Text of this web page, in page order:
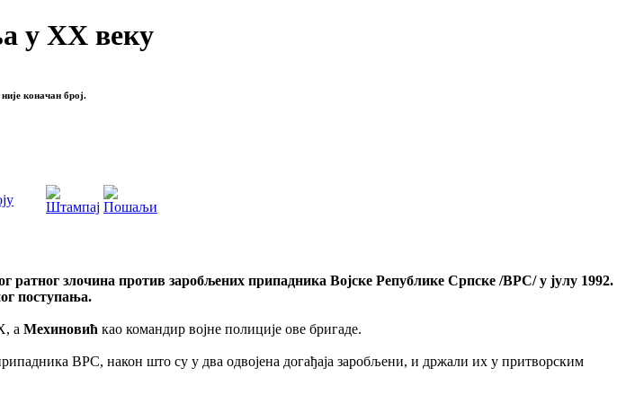
у XX веку
коначан број.
злочина против заробљених припадника Војске Републике Српске /ВРС/ у јулу 1992.
поступања.
а Мехиновић као командир војне полиције ове бригаде.
ВРС, након што су у два одвојена догађаја заробљени, и држали их у притворским